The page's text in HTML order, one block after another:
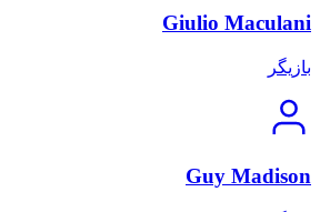
Giulio Maculani
بازیگر
Guy Madison